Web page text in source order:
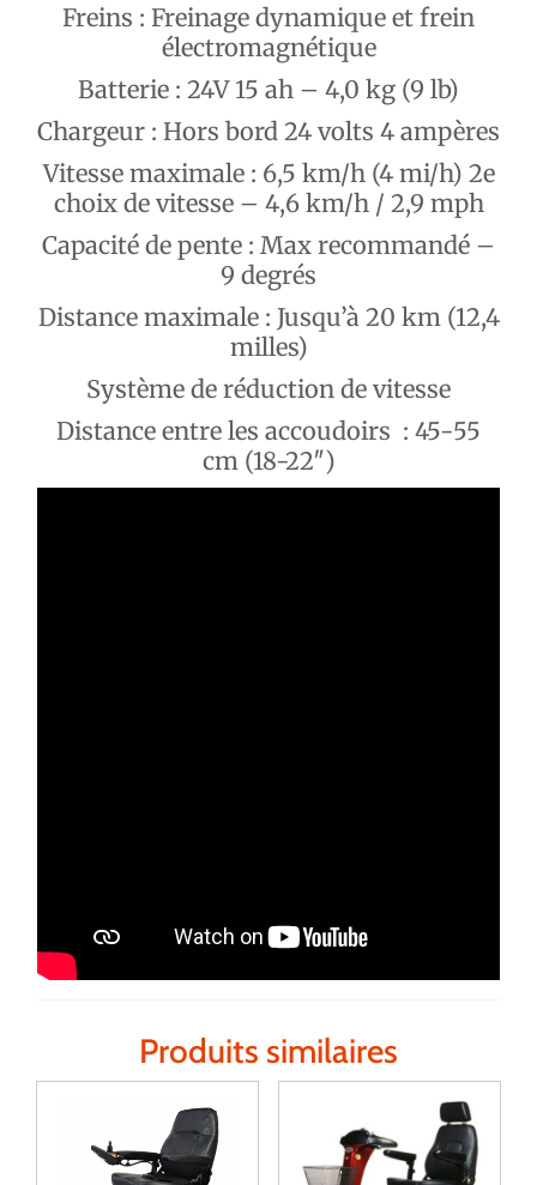
Freins : Freinage dynamique et frein
électromagnétique
Batterie : 24V 15 ah – 4,0 kg (9 lb)
Chargeur : Hors bord 24 volts 4 ampères
Vitesse maximale : 6,5 km/h (4 mi/h) 2e
choix de vitesse – 4,6 km/h / 2,9 mph
Capacité de pente : Max recommandé –
9 degrés
Distance maximale : Jusqu’à 20 km (12,4
milles)
Système de réduction de vitesse
Distance entre les accoudoirs : 45-55
cm (18-22″)
Produits similaires